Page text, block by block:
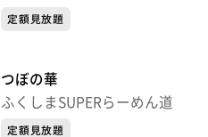
定額見放題
つぼの華
ふくしまSUPERらーめん道
定額見放題